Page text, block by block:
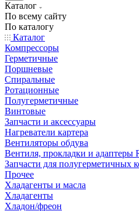
Каталог
По всему сайту
По каталогу
Каталог
Компрессоры
Герметичные
Поршневые
Спиральные
Ротационные
Полугерметичные
Винтовые
Запчасти и аксессуары
Нагреватели картера
Вентиляторы обдува
Вентиля, прокладки и адаптеры
Запчасти для полугерметичных
Прочее
Хладагенты и масла
Хладагенты
Хладон/фреон